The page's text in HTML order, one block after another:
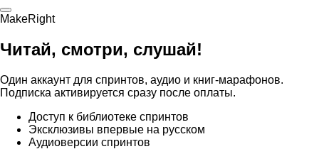
MakeRight
Читай, смотри, слушай!
Один аккаунт для спринтов, аудио и книг-марафонов.
Подписка активируется сразу после оплаты.
Доступ к библиотеке спринтов
Эксклюзивы впервые на русском
Аудиоверсии спринтов